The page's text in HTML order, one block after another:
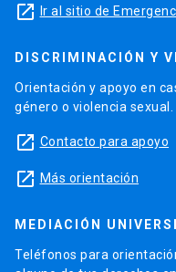
launch Ir al sitio de
DISCRIMINACIÓN Y
Orientación y apoyo en
género o violencia sexual.
launch Contacto para apoyo
launch Más orientación
MEDIACIÓN
Teléfonos para